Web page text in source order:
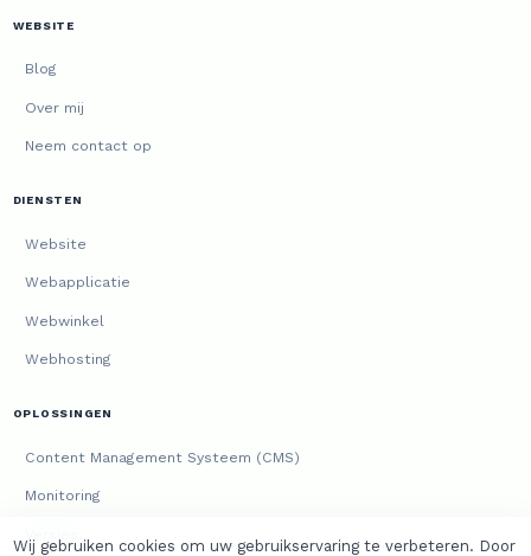
WEBSITE
Blog
Over mij
Neem contact op
DIENSTEN
Website
Webapplicatie
Webwinkel
Webhosting
OPLOSSINGEN
Content Management Systeem (CMS)
Monitoring
Wij gebruiken cookies om uw gebruikservaring te verbeteren. Door